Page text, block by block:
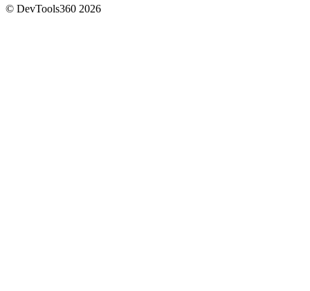
© DevTools360 2026